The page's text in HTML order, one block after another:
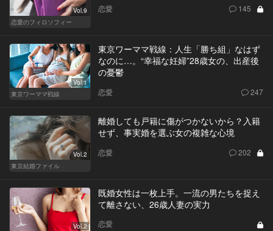
Vol.9
恋愛のフィロソフィー
恋愛 145
Vol.1
東京ワーママ戦線
東京ワーママ戦線：人生「勝ち組」なはず
なのに…。“幸福な妊婦”28歳女の、出産後
の憂鬱
恋愛 247
Vol.2
東京結婚ファイル
離婚しても戸籍に傷がつかないから？入籍
せず、事実婚を選ぶ女の複雑な心境
恋愛 202
Vol.2
既婚女性は一枚上手。一流の男たちを捉え
て離さない、26歳人妻の実力
恋愛